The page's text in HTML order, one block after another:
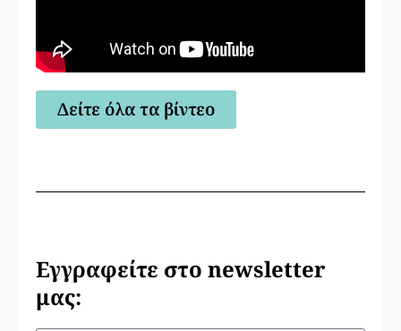
Δείτε όλα τα βίντεο
Εγγραφείτε στο newsletter
μας: